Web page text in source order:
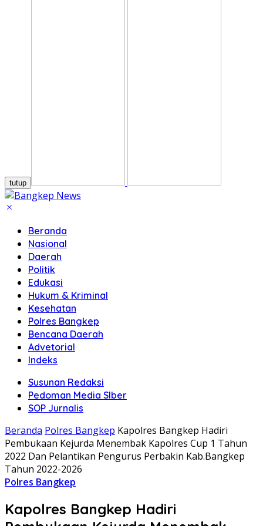
tutup
Beranda
Nasional
Daerah
Politik
Edukasi
Hukum & Kriminal
Kesehatan
Polres Bangkep
Bencana Daerah
Advetorial
Indeks
Susunan Redaksi
Pedoman Media SIber
SOP Jurnalis
Beranda Polres Bangkep Kapolres Bangkep Hadiri
Pembukaan Kejurda Menembak Kapolres Cup 1 Tahun
2022 Dan Pelantikan Pengurus Perbakin Kab.Bangkep
Tahun 2022-2026
Polres Bangkep
Kapolres Bangkep Hadiri